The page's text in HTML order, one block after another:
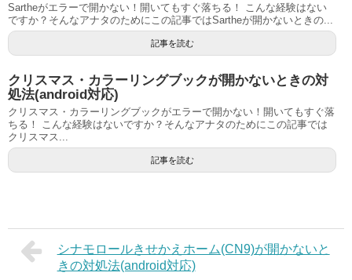
Sartheがエラーで開かない！開いてもすぐ落ちる！ こんな経験はない
ですか？そんなアナタのためにこの記事ではSartheが開かないときの...
記事を読む
クリスマス・カラーリングブックが開かないときの対
処法(android対応)
クリスマス・カラーリングブックがエラーで開かない！開いてもすぐ落
ちる！ こんな経験はないですか？そんなアナタのためにこの記事では
クリスマス...
記事を読む
シナモロールきせかえホーム(CN9)が開かないと
きの対処法(android対応)